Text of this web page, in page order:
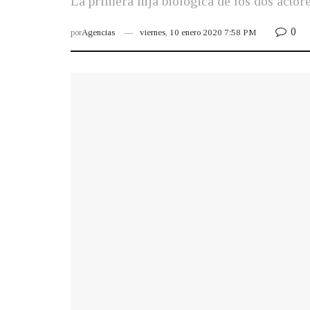
porAgencias viernes, 10 enero 2020 7:58 PM 0